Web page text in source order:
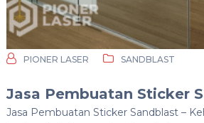
PIONER LASER SANDBLAST
Jasa Pembuatan Sticker
Jasa Pembuatan Sticker Sandblast –